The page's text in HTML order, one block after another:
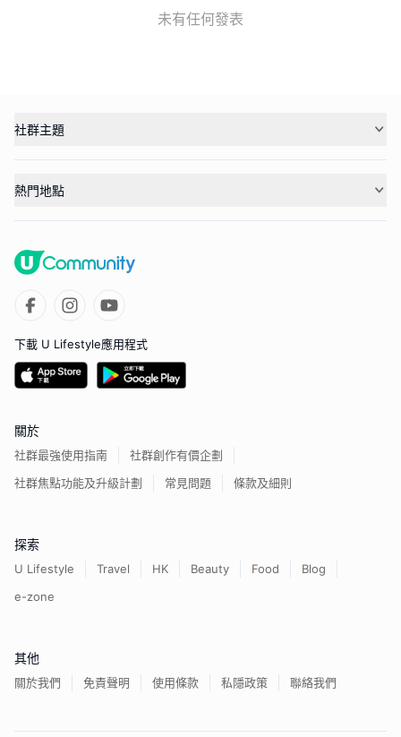
未有任何發表
社群主題
熱門地點
下載 U Lifestyle應用程式
關於
社群最強使用指南
社群創作有價企劃
社群焦點功能及升級計劃
常見問題 條款及細則
探索
U Lifestyle Travel HK Beauty Food
Blog
e-zone
其他
關於我們 免責聲明 使用條款 私隱政策 聯絡我們